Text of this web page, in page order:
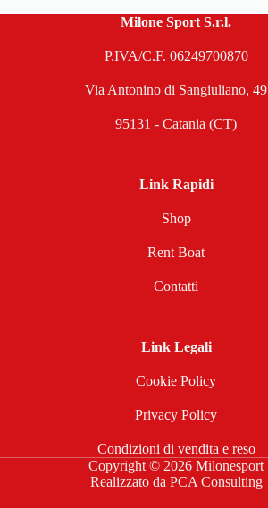
Milone Sport S.r.l.
P.IVA/C.F. 06249700870
Via Antonino di Sangiuliano, 49
95131 - Catania (CT)
Link Rapidi
Shop
Rent Boat
Contatti
Link Legali
Cookie Policy
Privacy Policy
Condizioni di vendita e reso
Copyright © 2026 Milonesport
Realizzato da PCA Consulting